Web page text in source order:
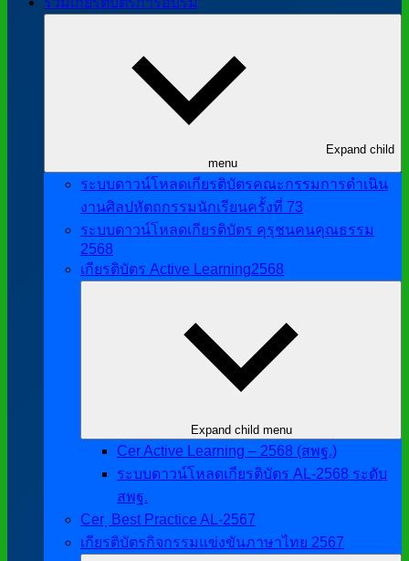
Expand child
menu
ระบบดาวน์โหลดเกียรติบัตรคณะกรรมการดำเนิน
งานศิลปหัตถกรรมนักเรียนครั้งที่ 73
ระบบดาวน์โหลดเกียรติบัตร คุรุชนคนคุณธรรม
2568
เกียรติบัตร Active Learning2568
Expand child menu
Cer Active Learning – 2568 (สพฐ.)
ระบบดาวน์โหลดเกียรติบัตร AL-2568 ระดับ
สพฐ.
Cer ฺ Best Practice AL-2567
เกียรติบัตรกิจกรรมแข่งขันภาษาไทย 2567